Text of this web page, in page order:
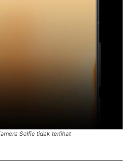
Selfie tidak terlihat